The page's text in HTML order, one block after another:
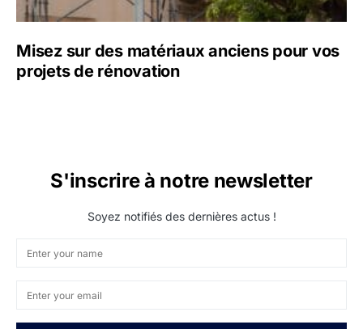
Misez sur des matériaux anciens pour vos
projets de rénovation
S'inscrire à notre newsletter
Soyez notifiés des dernières actus !